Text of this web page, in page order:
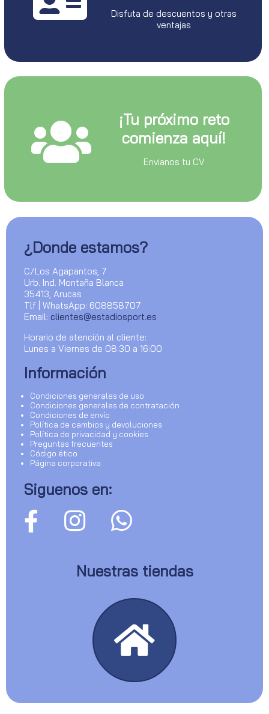
Disfuta de descuentos y otras
ventajas
¡Tu próximo reto
comienza aquí!
Envianos tu CV
¿Donde estamos?
C/Los Agapantos, 7
Urb. Ind. Montaña Blanca
35413, Arucas
Tlf | WhatsApp: 608858707
Email: clientes@estadiosport.es
Horario de atención al cliente:
Lunes a Viernes de 08:30 a 16:00
Información
Condiciones generales de uso
Condiciones generales de contratación
Condiciones de envío
Política de cambios y devoluciones
Política de privacidad y cookies
Preguntas frecuentes
Código ético
Página corporativa
Siguenos en:
Nuestras tiendas